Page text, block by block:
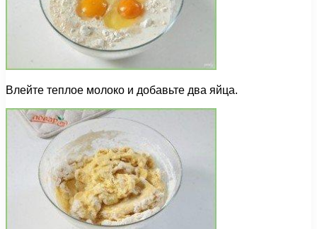
Влейте теплое молоко и добавьте два яйца.